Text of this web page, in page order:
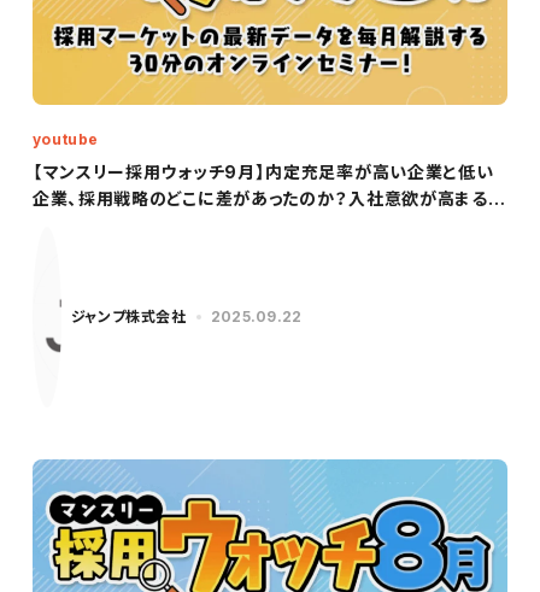
【マンスリー採用ウォッチ9月】内定充足率が高い企業と低い
企業、採用戦略のどこに差があったのか？入社意欲が高まる内
youtube
ジャンプ株式会社 2025.09.22